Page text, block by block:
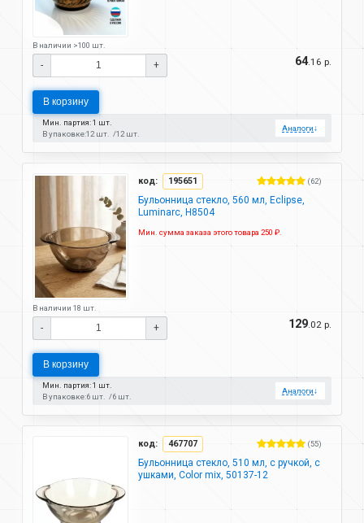
В наличии >100 шт.
- + 64.16 р.
В корзину
Мин. партия: 1 шт.
В упаковке:12 шт. 12 шт.
Аналоги↓
код: 195651 (62)
Бульонница стекло, 560 мл, Eclipse,
Luminarc, Н8504
Мин. сумма заказа этого товара 250 ₽.
В наличии 18 шт.
- + 129.02 р.
В корзину
Мин. партия: 1 шт.
В упаковке:6 шт. 6 шт.
Аналоги↓
код: 467707 (55)
Бульонница стекло, 510 мл, с ручкой, с
ушками, Color mix, 50137-12